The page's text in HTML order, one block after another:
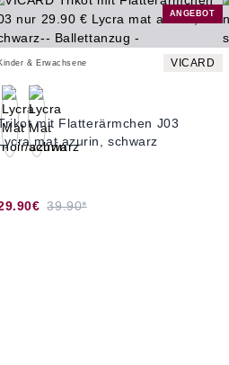
ANGEBOT
& Erwachsene VICARD
mit Flatterärmchen J03
mat azurin, schwarz
39.90*